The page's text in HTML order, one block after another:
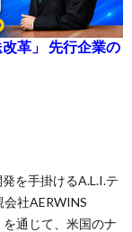
革」 先行企業の
を手掛けるA.L.I.テ
社AERWINS
通じて、米国のナ